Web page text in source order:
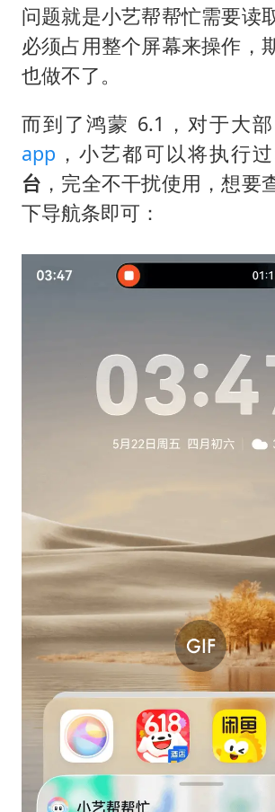
问题就是小艺帮帮忙需要读
必须占用整个屏幕来操作，
也做不了。
而到了鸿蒙 6.1，对于大
app ，小艺都可以将执行
台 ，完全不干扰使用，想要
下导航条即可：